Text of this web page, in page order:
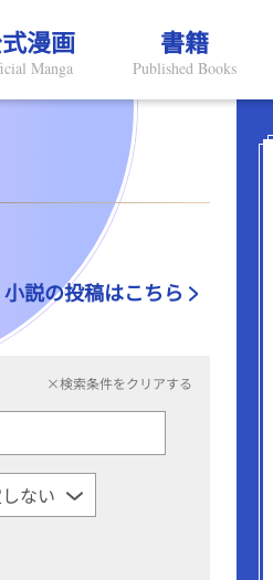
漫画
Manga
書籍
Published Books
小説の投稿はこちら
×検索条件をクリアする